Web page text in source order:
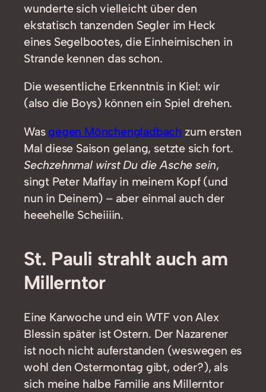
wunderte sich vielleicht über den
ekstatisch tanzenden Segler im Heck
eines Segelbootes, die Einheimischen in
Strande kennen das schon.
Die wesentliche Erkenntnis in Kiel: wir
(also die Boys) können ein Spiel drehen.
Was gegen Mönchengladbach zum ersten
Mal diese Saison gelang, setzte sich fort.
Sechzehnmal wirst Du die Asche sein,
singt Peter Maffay in meinem Kopf (und
nun in Deinem) – aber einmal auch der
heeehelle Scheiiiin.
St. Pauli strahlt auch am
Millerntor
Eine Karwoche und ein WTF von Alex
Blessin später ist Ostern. Der Nazarener
ist noch nicht auferstanden (weswegen es
wohl den Ostermontag gibt, oder?), als
sich meine halbe Familie ans Millerntor